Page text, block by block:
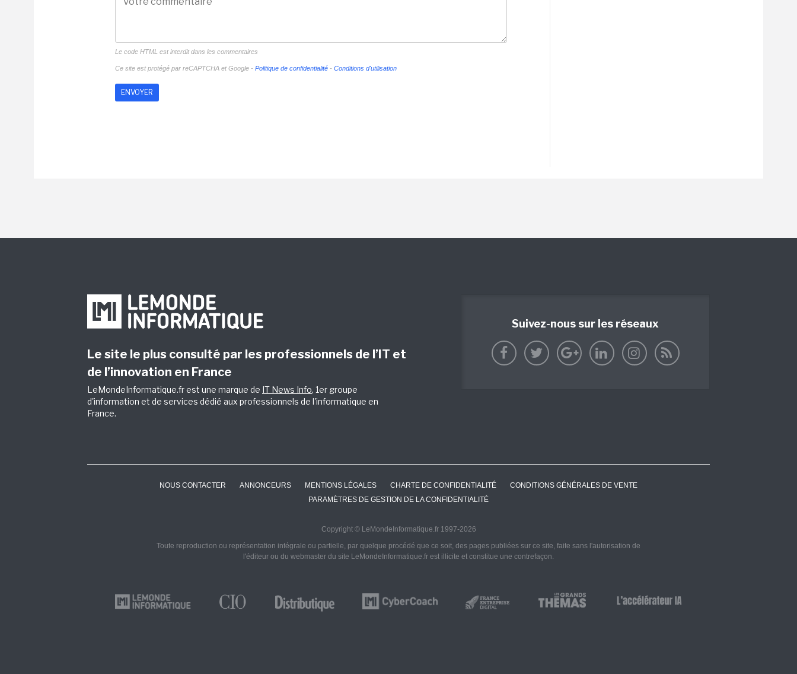
Le code HTML est interdit dans les commentaires
Ce site est protégé par reCAPTCHA et Google - Politique de confidentialité - Conditions d'utilisation
Le site le plus consulté par les professionnels de l’IT et
de l’innovation en France
LeMondeInformatique.fr est une marque de IT News Info, 1er groupe
d'information et de services dédié aux professionnels de l'informatique en
France.
Suivez-nous sur les réseaux
NOUS CONTACTER ANNONCEURS MENTIONS LÉGALES CHARTE DE CONFIDENTIALITÉ
CONDITIONS GÉNÉRALES DE VENTE
PARAMÈTRES DE GESTION DE LA CONFIDENTIALITÉ
Copyright © LeMondeInformatique.fr 1997-2026
Toute reproduction ou représentation intégrale ou partielle, par quelque procédé que ce soit, des pages publiées sur ce site, faite sans l'autorisation de
l'éditeur ou du webmaster du site LeMondeInformatique.fr est illicite et constitue une contrefaçon.